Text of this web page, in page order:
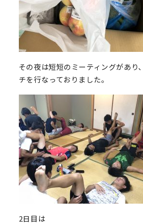
その夜は短短のミーティングがあり
チを行なっておりました。
2日目は